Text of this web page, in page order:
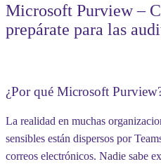
Microsoft Purview –
prepárate para las
¿Por qué Microsoft
La realidad en muchas
sensibles están dispersos por
correos electrónicos. Nadie sabe